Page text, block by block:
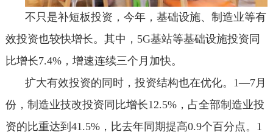
不只是补短板投资，今年，基础设施、制造业等有
效投资也较快增长。其中，5G基站等基础设施投资同
比增长7.4%，增速连续三个月加快。
扩大有效投资的同时，投资结构也在优化。1—7月
份，制造业技改投资同比增长12.5%，占全部制造业投
资的比重达到41.5%，比去年同期提高0.9个百分点。1